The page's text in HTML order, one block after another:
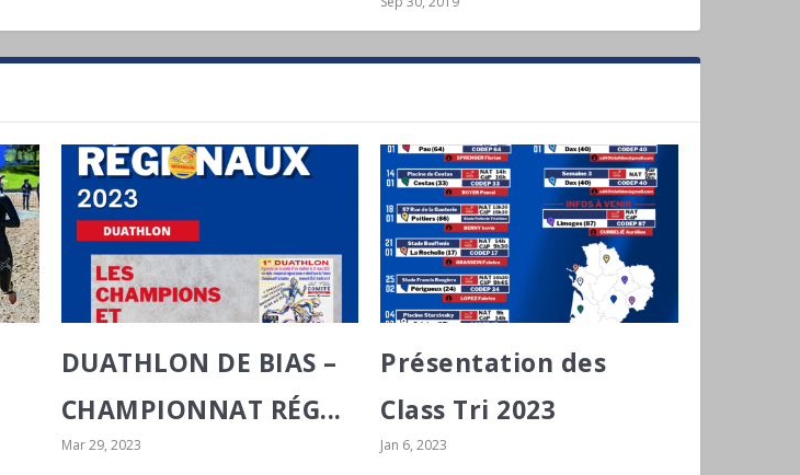
DUATHLON DE BIAS –
CHAMPIONNAT RÉG...
Mar 29, 2023
Présentation des
Class Tri 2023
Jan 6, 2023